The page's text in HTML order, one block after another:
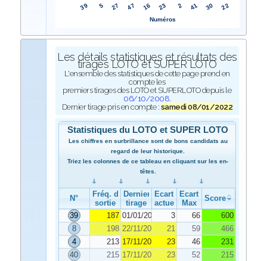
39 5 27 47 16 23 2 41 30 22
Numéros
Les détails statistiques et résultats des
tirages LOTO et SUPER LOTO
L'ensemble des statistiques de cette page prend en
compte les
premiers tirages des LOTO et SUPERLOTO depuis le
06/10/2008.
Dernier tirage pris en compte : samedi 08/01/2022
Statistiques du LOTO et SUPER LOTO
Les chiffres en surbrillance sont de bons candidats au
regard de leur historique.
Triez les colonnes de ce tableau en cliquant sur les en-
têtes.
N°
Fréq. de
sortie
Dernier
tirage
Ecart
actuel
Ecart
Max
Score
39
187 01/01/2022 3 66
600
8
198 22/11/2021 21 59
466
4
213 17/11/2021 23 46
231
40
215 17/11/2021 23 52
215